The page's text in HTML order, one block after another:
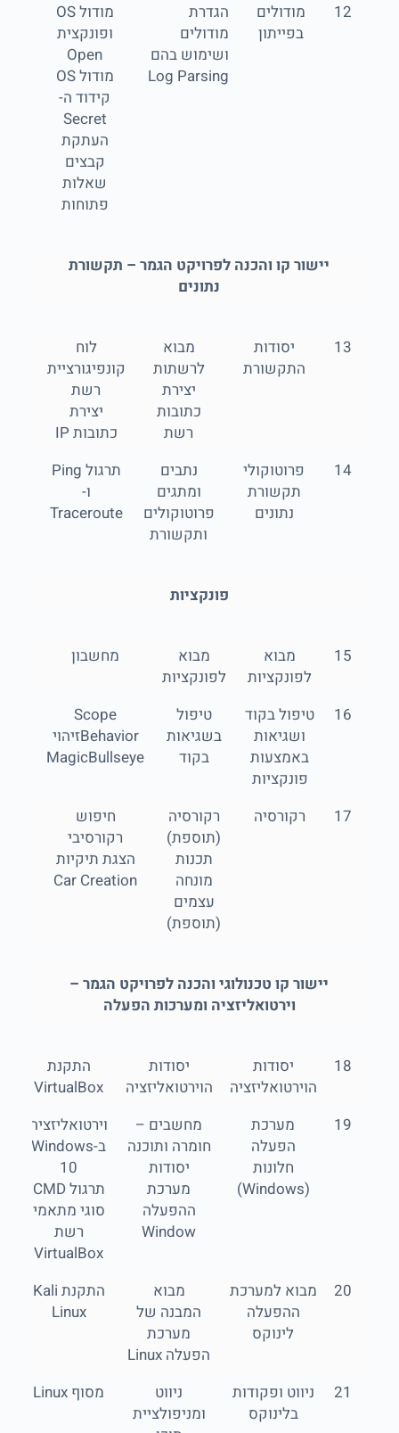
12
מודולים
בפייתון
הגדרת
מודולים
ושימוש בהם
Log Parsing
מודול OS
ופונקצית
Open
מודול OS
קידוד ה-
Secret
העתקת
קבצים
שאלות
פתוחות
יישור קו והכנה לפרויקט הגמר – תקשורת
נתונים
13
יסודות
התקשורת
מבוא
לרשתות
יצירת
כתובות
רשת
לוח
קונפיגורציית
רשת
יצירת
כתובות IP
14
פרוטוקולי
תקשורת
נתונים
נתבים
ומתגים
פרוטוקולים
ותקשורת
תרגול Ping
ו-
Traceroute
פונקציות
15
מבוא
לפונקציות
מבוא
לפונקציות
מחשבון
16
טיפול בקוד
ושגיאות
באמצעות
פונקציות
טיפול
בשגיאות
בקוד
Scope
Behaviorזיהוי
MagicBullseye
17 רקורסיה
רקורסיה
(תוספת)
תכנות
מונחה
עצמים
(תוספת)
חיפוש
רקורסיבי
הצגת תיקיות
Car Creation
יישור קו טכנולוגי והכנה לפרויקט הגמר –
וירטואליזציה ומערכות הפעלה
18
יסודות
הוירטואליזציה
יסודות
הוירטואליזציה
התקנת
VirtualBox
19
מערכת
הפעלה
חלונות
(Windows)
מחשבים –
חומרה ותוכנה
יסודות
מערכת
ההפעלה
Window
וירטואליזציה
ב-Windows
10
תרגול CMD
סוגי מתאמי
רשת
VirtualBox
20
מבוא למערכת
ההפעלה
לינוקס
מבוא
המבנה של
מערכת
הפעלה Linux
התקנת Kali
Linux
21
ניווט ופקודות
בלינוקס
ניווט
ומניפולציית
מסוף Linux